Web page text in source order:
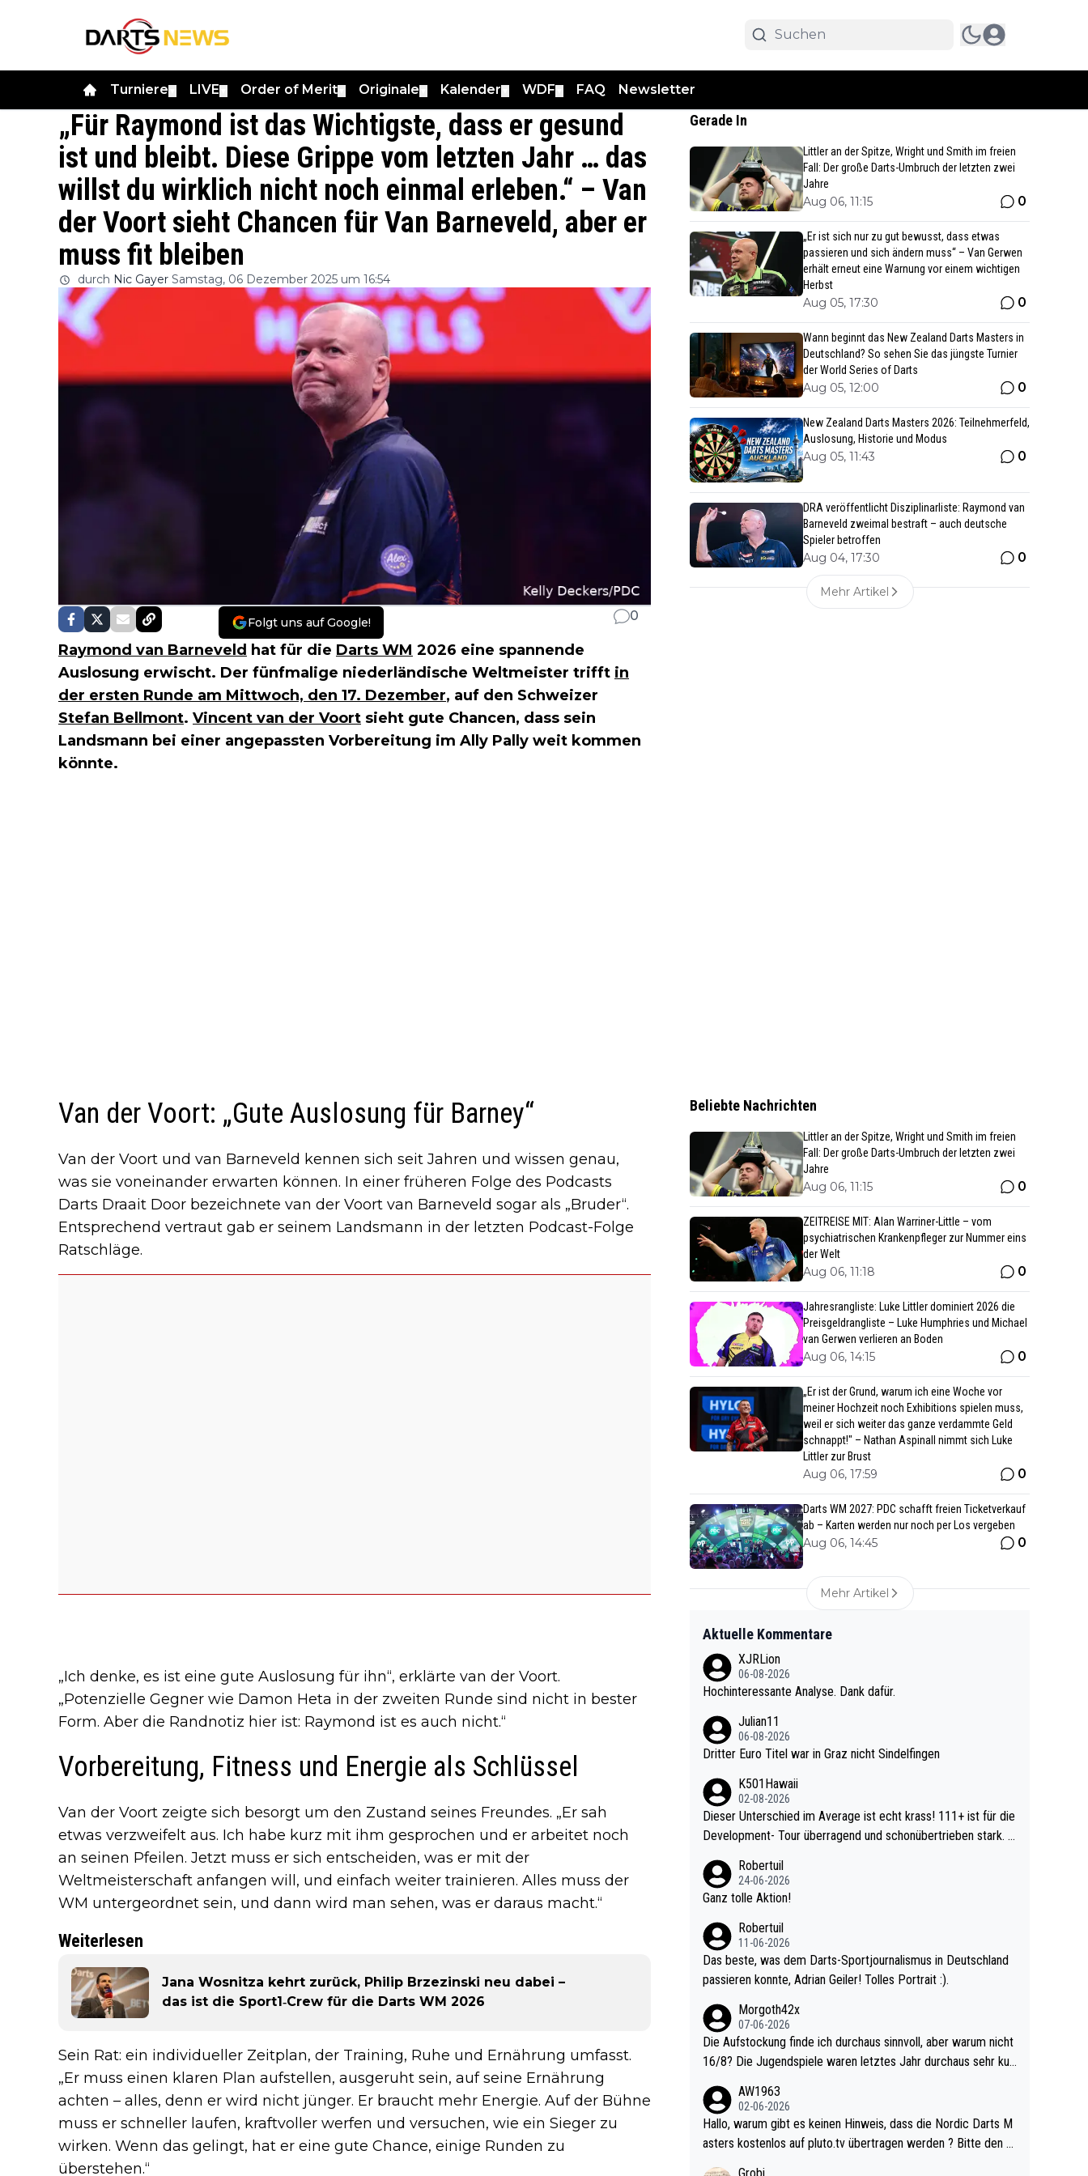
Turniere LIVE Order of Merit Originale Kalender WDF FAQ Newsletter
„Für Raymond ist das Wichtigste, dass er gesund
ist und bleibt. Diese Grippe vom letzten Jahr … das
willst du wirklich nicht noch einmal erleben.“ – Van
der Voort sieht Chancen für Van Barneveld, aber er
muss fit bleiben
durch Nic Gayer Samstag, 06 Dezember 2025 um 16:54
Folgt uns auf Google! 0
Raymond van Barneveld hat für die Darts WM 2026 eine spannende
Auslosung erwischt. Der fünfmalige niederländische Weltmeister trifft in
der ersten Runde am Mittwoch, den 17. Dezember, auf den Schweizer
Stefan Bellmont. Vincent van der Voort sieht gute Chancen, dass sein
Landsmann bei einer angepassten Vorbereitung im Ally Pally weit kommen
könnte.
Van der Voort: „Gute Auslosung für Barney“
Van der Voort und van Barneveld kennen sich seit Jahren und wissen genau,
was sie voneinander erwarten können. In einer früheren Folge des Podcasts
Darts Draait Door bezeichnete van der Voort van Barneveld sogar als „Bruder“.
Entsprechend vertraut gab er seinem Landsmann in der letzten Podcast-Folge
Ratschläge.
„Ich denke, es ist eine gute Auslosung für ihn“, erklärte van der Voort.
„Potenzielle Gegner wie Damon Heta in der zweiten Runde sind nicht in bester
Form. Aber die Randnotiz hier ist: Raymond ist es auch nicht.“
Vorbereitung, Fitness und Energie als Schlüssel
Van der Voort zeigte sich besorgt um den Zustand seines Freundes. „Er sah
etwas verzweifelt aus. Ich habe kurz mit ihm gesprochen und er arbeitet noch
an seinen Pfeilen. Jetzt muss er sich entscheiden, was er mit der
Weltmeisterschaft anfangen will, und einfach weiter trainieren. Alles muss der
WM untergeordnet sein, und dann wird man sehen, was er daraus macht.“
Weiterlesen
Jana Wosnitza kehrt zurück, Philip Brzezinski neu dabei –
das ist die Sport1‑Crew für die Darts WM 2026
Sein Rat: ein individueller Zeitplan, der Training, Ruhe und Ernährung umfasst.
„Er muss einen klaren Plan aufstellen, ausgeruht sein, auf seine Ernährung
achten – alles, denn er wird nicht jünger. Er braucht mehr Energie. Auf der Bühne
muss er schneller laufen, kraftvoller werfen und versuchen, wie ein Sieger zu
wirken. Wenn das gelingt, hat er eine gute Chance, einige Runden zu
überstehen.“
Gerade In
Littler an der Spitze, Wright und Smith im freien
Fall: Der große Darts-Umbruch der letzten zwei
Jahre
Aug 06, 11:15 0
„Er ist sich nur zu gut bewusst, dass etwas
passieren und sich ändern muss“ – Van Gerwen
erhält erneut eine Warnung vor einem wichtigen
Herbst
Aug 05, 17:30 0
Wann beginnt das New Zealand Darts Masters in
Deutschland? So sehen Sie das jüngste Turnier
der World Series of Darts
Aug 05, 12:00 0
New Zealand Darts Masters 2026: Teilnehmerfeld,
Auslosung, Historie und Modus
Aug 05, 11:43 0
DRA veröffentlicht Disziplinarliste: Raymond van
Barneveld zweimal bestraft – auch deutsche
Spieler betroffen
Aug 04, 17:30 0
Mehr Artikel
Beliebte Nachrichten
Littler an der Spitze, Wright und Smith im freien
Fall: Der große Darts-Umbruch der letzten zwei
Jahre
Aug 06, 11:15 0
ZEITREISE MIT: Alan Warriner-Little – vom
psychiatrischen Krankenpfleger zur Nummer eins
der Welt
Aug 06, 11:18 0
Jahresrangliste: Luke Littler dominiert 2026 die
Preisgeldrangliste – Luke Humphries und Michael
van Gerwen verlieren an Boden
Aug 06, 14:15 0
„Er ist der Grund, warum ich eine Woche vor
meiner Hochzeit noch Exhibitions spielen muss,
weil er sich weiter das ganze verdammte Geld
schnappt!" – Nathan Aspinall nimmt sich Luke
Littler zur Brust
Aug 06, 17:59 0
Darts WM 2027: PDC schafft freien Ticketverkauf
ab – Karten werden nur noch per Los vergeben
Aug 06, 14:45 0
Mehr Artikel
Aktuelle Kommentare
XJRLion
06-08-2026
Hochinteressante Analyse. Dank dafür.
Julian11
06-08-2026
Dritter Euro Titel war in Graz nicht Sindelfingen
K501Hawaii
02-08-2026
Dieser Unterschied im Average ist echt krass! 111+ ist für die
Development- Tour überragend und schonübertrieben stark. U
e mal 40+ erst recht. Da gewinnst keinen Blumentopf - ist ja n
och krasser wie ein Pokalspiel eines Kreisligisten vs einem Bu
Robertuil
24-06-2026
Ganz tolle Aktion!
Robertuil
11-06-2026
Das beste, was dem Darts-Sportjournalismus in Deutschland
passieren konnte, Adrian Geiler! Tolles Portrait :).
Morgoth42x
07-06-2026
Die Aufstockung finde ich durchaus sinnvoll, aber warum nicht
16/8? Die Jugendspiele waren letztes Jahr durchaus sehr kur
l. Allerdings ist Mitchell Lawrie als Nummer 1 der Welt eh quali
fiziert. Somit ändert die automatische Qualifikation des Weltm
eisters erstmal nichts. Ich denke sie wollen damit für nächste
AW1963
02-06-2026
Hallo, warum gibt es keinen Hinweis, dass die Nordic Darts M
asters kostenlos auf pluto.tv übertragen werden ? Bitte den A